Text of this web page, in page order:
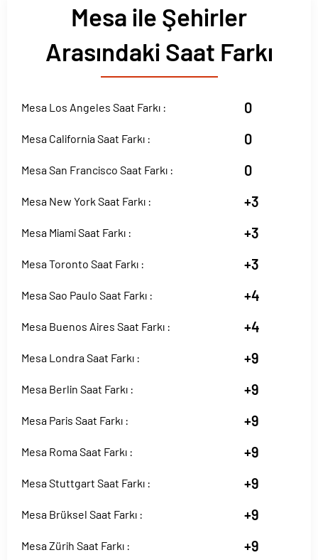
Mesa ile Şehirler
Arasındaki Saat Farkı
Mesa Los Angeles Saat Farkı : 0
Mesa California Saat Farkı : 0
Mesa San Francisco Saat Farkı : 0
Mesa New York Saat Farkı : +3
Mesa Miami Saat Farkı : +3
Mesa Toronto Saat Farkı : +3
Mesa Sao Paulo Saat Farkı : +4
Mesa Buenos Aires Saat Farkı : +4
Mesa Londra Saat Farkı : +9
Mesa Berlin Saat Farkı : +9
Mesa Paris Saat Farkı : +9
Mesa Roma Saat Farkı : +9
Mesa Stuttgart Saat Farkı : +9
Mesa Brüksel Saat Farkı : +9
Mesa Zürih Saat Farkı : +9